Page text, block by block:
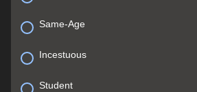
Same-Age
Incestuous
Student